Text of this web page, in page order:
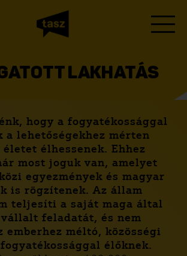
LAKHATÁS
hogy a fogyatékossággal
a lehetőségekhez mérten
élhessenek. Ehhez
most joguk van, amelyet
egyezmények és magyar
is rögzítenek. Az állam
teljesíti a saját maga által
feladatát, és nem
emberhez méltó, közösségi
élőknek.